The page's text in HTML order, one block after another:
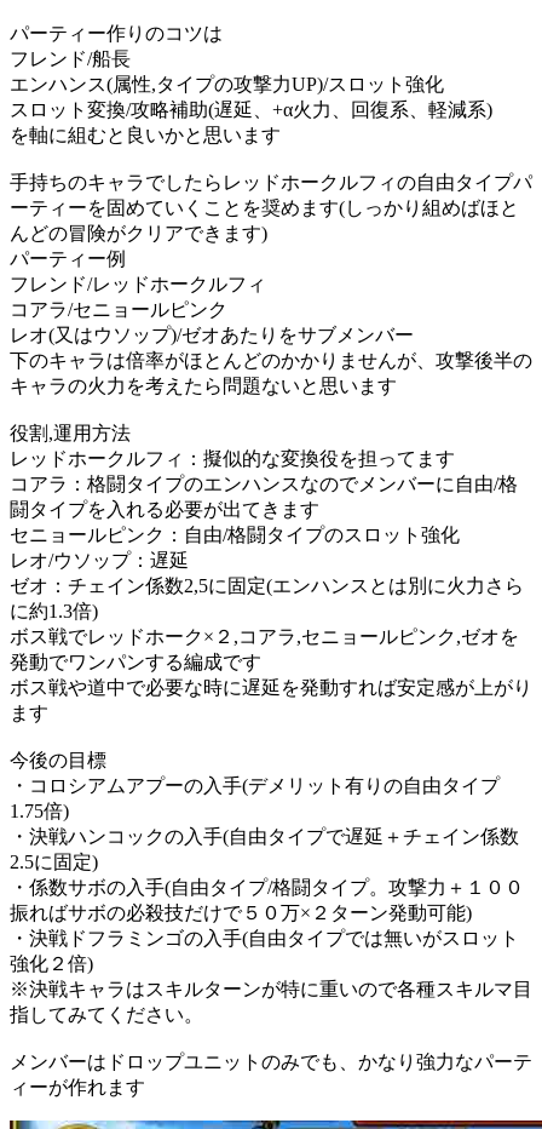
パーティー作りのコツは
フレンド/船長
エンハンス(属性,タイプの攻撃力UP)/スロット強化
スロット変換/攻略補助(遅延、+α火力、回復系、軽減系)
を軸に組むと良いかと思います
手持ちのキャラでしたらレッドホークルフィの自由タイプパ
ーティーを固めていくことを奨めます(しっかり組めばほと
んどの冒険がクリアできます)
パーティー例
フレンド/レッドホークルフィ
コアラ/セニョールピンク
レオ(又はウソップ)/ゼオあたりをサブメンバー
下のキャラは倍率がほとんどのかかりませんが、攻撃後半の
キャラの火力を考えたら問題ないと思います
役割,運用方法
レッドホークルフィ：擬似的な変換役を担ってます
コアラ：格闘タイプのエンハンスなのでメンバーに自由/格
闘タイプを入れる必要が出てきます
セニョールピンク：自由/格闘タイプのスロット強化
レオ/ウソップ：遅延
ゼオ：チェイン係数2,5に固定(エンハンスとは別に火力さら
に約1.3倍)
ボス戦でレッドホーク×２,コアラ,セニョールピンク,ゼオを
発動でワンパンする編成です
ボス戦や道中で必要な時に遅延を発動すれば安定感が上がり
ます
今後の目標
・コロシアムアプーの入手(デメリット有りの自由タイプ
1.75倍)
・決戦ハンコックの入手(自由タイプで遅延＋チェイン係数
2.5に固定)
・係数サボの入手(自由タイプ/格闘タイプ。攻撃力＋１００
振ればサボの必殺技だけで５０万×２ターン発動可能)
・決戦ドフラミンゴの入手(自由タイプでは無いがスロット
強化２倍)
※決戦キャラはスキルターンが特に重いので各種スキルマ目
指してみてください。
メンバーはドロップユニットのみでも、かなり強力なパーテ
ィーが作れます